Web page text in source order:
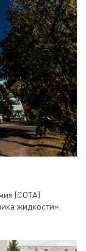
(СОТА)
жидкости».